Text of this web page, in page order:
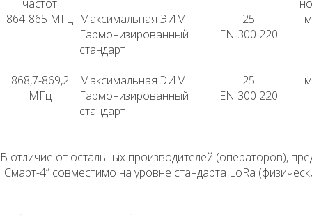
частот
864-865 МГц Максимальная ЭИМ
Гармонизированный
стандарт
25
EN 300 220
868,7-869,2
МГц
Максимальная ЭИМ
Гармонизированный
стандарт
25
EN 300 220
В отличие от остальных производителей (операторов),
"Смарт-4” совместимо на уровне стандарта LoRa